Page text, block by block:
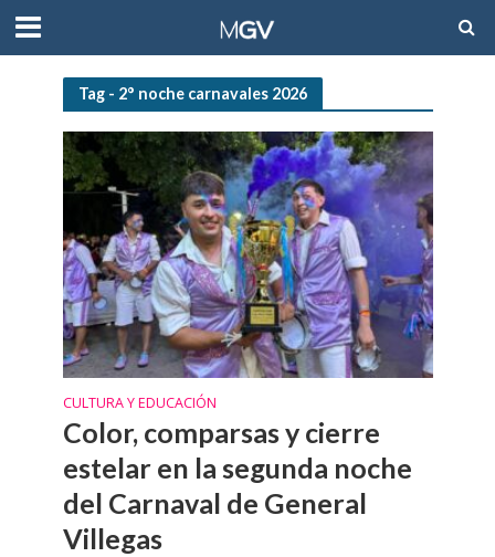
Tag - 2° noche carnavales 2026
CULTURA Y EDUCACIÓN
Color, comparsas y cierre
estelar en la segunda noche
del Carnaval de General
Villegas